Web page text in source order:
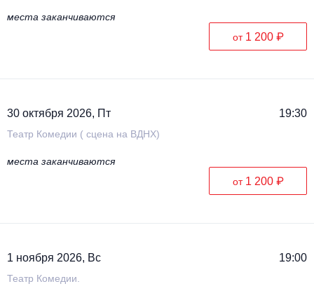
места заканчиваются
от 1 200 ₽
30 октября 2026, Пт 19:30
Театр Комедии ( сцена на ВДНХ)
места заканчиваются
от 1 200 ₽
1 ноября 2026, Вс 19:00
Театр Комедии.